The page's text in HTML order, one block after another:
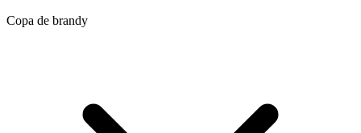
Copa de brandy